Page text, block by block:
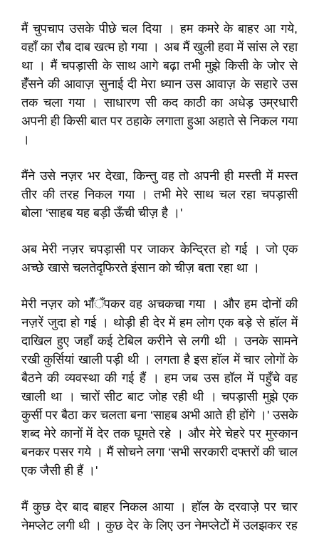
मैं चुपचाप उसके पीछे चल दिया । हम कमरे के बाहर आ गये,
वहाँ का रौब दाब खत्म हो गया । अब मैं खुली हवा में सांस ले रहा
था । मैं चपड़ासी के साथ आगे बढ़ा तभी मुझे किसी के जोर से
हंँसने की आवाज़ सुनाई दी मेरा ध्यान उस आवाज़ के सहारे उस
तक चला गया । साधारण सी कद काठी का अधेड़ उम्रधारी
अपनी ही किसी बात पर ठहाके लगाता हुआ अहाते से निकल गया
।
मैंने उसे नज़र भर देखा, किन्तु वह तो अपनी ही मस्ती में मस्त
तीर की तरह निकल गया । तभी मेरे साथ चल रहा चपड़ासी
बोला ‘साहब यह बड़ी ऊँची चीज़ है ।'
अब मेरी नज़र चपड़ासी पर जाकर केन्द्रित हो गई । जो एक
अच्छे खासे चलतेदृफिरते इंसान को चीज़ बता रहा था ।
मेरी नज़र को भाँंँपकर वह अचकचा गया । और हम दोनों की
नज़रें जुदा हो गई । थोड़ी ही देर में हम लोग एक बड़े से हॉल में
दाखिल हुए जहाँ कई टेबिल करीने से लगी थी । उनके सामने
रखी कुर्सियां खाली पड़ी थी । लगता है इस हॉल में चार लोगाें के
बैठने की व्यवस्था की गई हैं । हम जब उस हॉल में पहुँचे वह
खाली था । चारों सीट बाट जोह रही थी । चपड़ासी मुझे एक
कुर्सी पर बैठा कर चलता बना ‘साहब अभी आते ही होंगे ।' उसके
शब्द मेरे कानों में देर तक घूमते रहे । और मेरे चेहरे पर मुस्कान
बनकर पसर गये । मैं सोचने लगा ‘सभी सरकारी दफ्तरों की चाल
एक जैसी ही हैं ।'
मैं कुछ देर बाद बाहर निकल आया । हॉल के दरवाजे़ पर चार
नेमप्लेट लगी थी । कुछ देर के लिए उन नेमप्लेटोें में उलझकर रह